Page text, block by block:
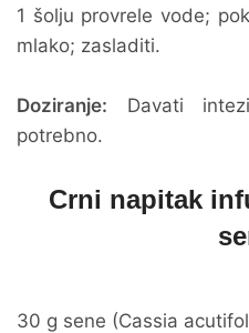
1 šolju provrele vode;
mlako; zasladiti.
Doziranje: Davati
potrebno.
Crni napitak
30 g sene (Cassia